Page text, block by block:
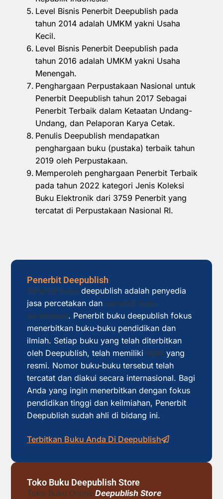
Level Bisnis Penerbit Deepublish pada
tahun 2014 adalah UMKM yakni Usaha
Kecil.
Level Bisnis Penerbit Deepublish pada
tahun 2016 adalah UMKM yakni Usaha
Menengah.
Penghargaan Perpustakaan Nasional untuk
Penerbit Deepublish tahun 2017 Sebagai
Penerbit Terbaik dalam Ketaatan Undang-
Undang, dan Pelaporan Karya Cetak.
Penulis Deepublish mendapatkan
penghargaan buku (pustaka) terbaik tahun
2019 oleh Perpustakaan.
Memperoleh penghargaan Penerbit Terbaik
pada tahun 2022 kategori Jenis Koleksi
Buku Elektronik dari 3759 Penerbit yang
tercatat di Perpustakaan Nasional RI.
Penerbit Deepublish
Penerbit buku deepublish adalah penyedia
jasa percetakan dan penerbit buku
pendidikan. Penerbit buku deepublish fokus
menerbitkan buku-buku pendidikan dan
ilmiah. Setiap buku yang telah diterbitkan
oleh Deepublish, telah memiliki ISBN yang
resmi. Nomor buku-buku tersebut telah
tercatat dan diakui secara internasional. Bagi
Anda yang ingin menerbitkan dengan fokus
pendidikan tinggi dan keilmiahan, Penerbit
Deepublish sudah ahli di bidang ini.
Terbitkan Buku Anda Di Deepublish
Toko Buku Deepublish Store
Toko Buku Online Deepublish Store